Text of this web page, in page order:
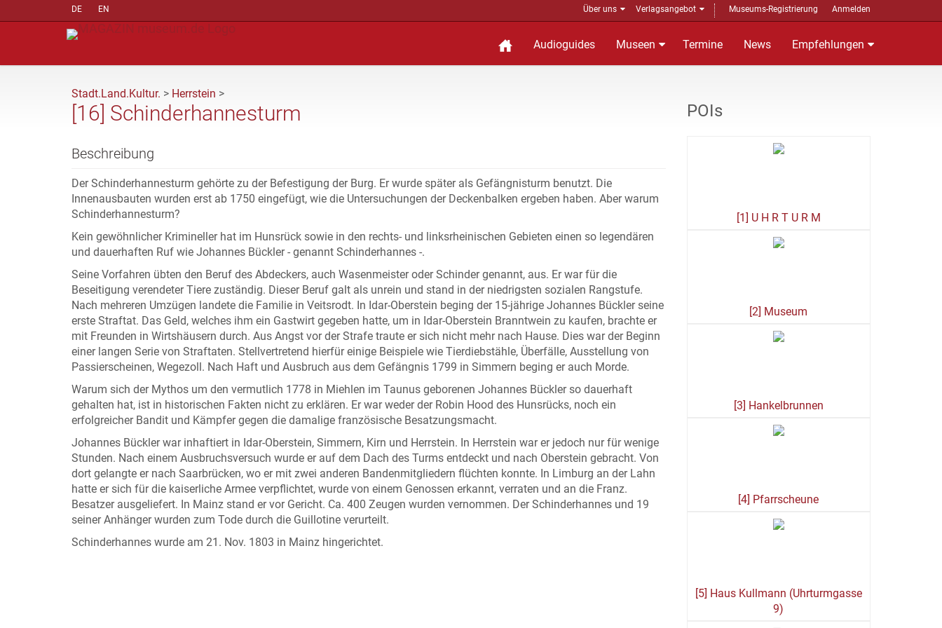
DE EN Über uns Verlagsangebot Museums-Registrierung Anmelden
Audioguides Museen Termine News Empfehlungen
Stadt.Land.Kultur. > Herrstein >
[16] Schinderhannesturm
Beschreibung
Der Schinderhannesturm gehörte zu der Befestigung der Burg. Er wurde später als Gefängnisturm benutzt. Die
Innenausbauten wurden erst ab 1750 eingefügt, wie die Untersuchungen der Deckenbalken ergeben haben. Aber warum
Schinderhannesturm?
Kein gewöhnlicher Krimineller hat im Hunsrück sowie in den rechts- und linksrheinischen Gebieten einen so legendären
und dauerhaften Ruf wie Johannes Bückler - genannt Schinderhannes -.
Seine Vorfahren übten den Beruf des Abdeckers, auch Wasenmeister oder Schinder genannt, aus. Er war für die
Beseitigung verendeter Tiere zuständig. Dieser Beruf galt als unrein und stand in der niedrigsten sozialen Rangstufe.
Nach mehreren Umzügen landete die Familie in Veitsrodt. In Idar-Oberstein beging der 15-jährige Johannes Bückler seine
erste Straftat. Das Geld, welches ihm ein Gastwirt gegeben hatte, um in Idar-Oberstein Branntwein zu kaufen, brachte er
mit Freunden in Wirtshäusern durch. Aus Angst vor der Strafe traute er sich nicht mehr nach Hause. Dies war der Beginn
einer langen Serie von Straftaten. Stellvertretend hierfür einige Beispiele wie Tierdiebstähle, Überfälle, Ausstellung von
Passierscheinen, Wegezoll. Nach Haft und Ausbruch aus dem Gefängnis 1799 in Simmern beging er auch Morde.
Warum sich der Mythos um den vermutlich 1778 in Miehlen im Taunus geborenen Johannes Bückler so dauerhaft
gehalten hat, ist in historischen Fakten nicht zu erklären. Er war weder der Robin Hood des Hunsrücks, noch ein
erfolgreicher Bandit und Kämpfer gegen die damalige französische Besatzungsmacht.
Johannes Bückler war inhaftiert in Idar-Oberstein, Simmern, Kirn und Herrstein. In Herrstein war er jedoch nur für wenige
Stunden. Nach einem Ausbruchsversuch wurde er auf dem Dach des Turms entdeckt und nach Oberstein gebracht. Von
dort gelangte er nach Saarbrücken, wo er mit zwei anderen Bandenmitgliedern flüchten konnte. In Limburg an der Lahn
hatte er sich für die kaiserliche Armee verpflichtet, wurde von einem Genossen erkannt, verraten und an die Franz.
Besatzer ausgeliefert. In Mainz stand er vor Gericht. Ca. 400 Zeugen wurden vernommen. Der Schinderhannes und 19
seiner Anhänger wurden zum Tode durch die Guillotine verurteilt.
Schinderhannes wurde am 21. Nov. 1803 in Mainz hingerichtet.
POIs
[1] U H R T U R M
[2] Museum
[3] Hankelbrunnen
[4] Pfarrscheune
[5] Haus Kullmann (Uhrturmgasse
9)